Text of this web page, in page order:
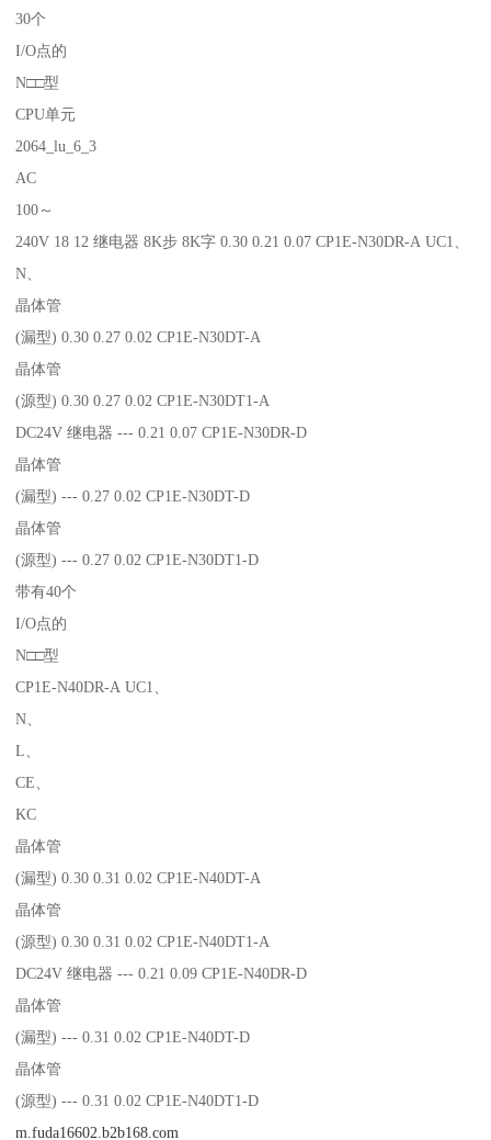
30个
I/O点的
N□□型
CPU单元
2064_lu_6_3
AC
100～
240V 18 12 继电器 8K步 8K字 0.30 0.21 0.07 CP1E-N30DR-A UC1、
N、
晶体管
(漏型) 0.30 0.27 0.02 CP1E-N30DT-A
晶体管
(源型) 0.30 0.27 0.02 CP1E-N30DT1-A
DC24V 继电器 --- 0.21 0.07 CP1E-N30DR-D
晶体管
(漏型) --- 0.27 0.02 CP1E-N30DT-D
晶体管
(源型) --- 0.27 0.02 CP1E-N30DT1-D
带有40个
I/O点的
N□□型
CP1E-N40DR-A UC1、
N、
L、
CE、
KC
晶体管
(漏型) 0.30 0.31 0.02 CP1E-N40DT-A
晶体管
(源型) 0.30 0.31 0.02 CP1E-N40DT1-A
DC24V 继电器 --- 0.21 0.09 CP1E-N40DR-D
晶体管
(漏型) --- 0.31 0.02 CP1E-N40DT-D
晶体管
(源型) --- 0.31 0.02 CP1E-N40DT1-D
m.fuda16602.b2b168.com